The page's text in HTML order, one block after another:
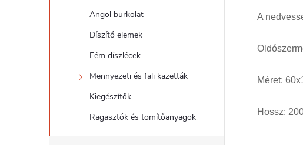
Angol burkolat
Díszítő elemek
Fém díszlécek
Mennyezeti és fali kazetták
Kiegészítők
Ragasztók és tömítőanyagok
A
Méret:
Hossz: